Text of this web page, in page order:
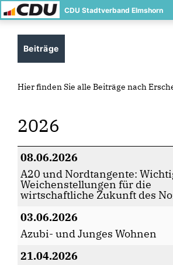
CDU Stadtverband Elmshorn
Beiträge
Hier finden Sie alle Beiträge nach
2026
08.06.2026
A20 und Nordtangente:
Weichenstellungen für die
wirtschaftliche Zukunft des
03.06.2026
Azubi- und Junges Wohnen
21.04.2026